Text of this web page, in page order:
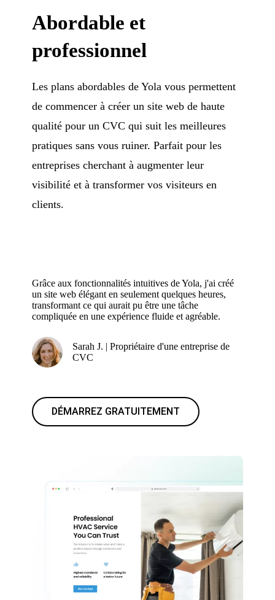
Abordable et
professionnel
Les plans abordables de Yola vous permettent
de commencer à créer un site web de haute
qualité pour un CVC qui suit les meilleures
pratiques sans vous ruiner. Parfait pour les
entreprises cherchant à augmenter leur
visibilité et à transformer vos visiteurs en
clients.
Grâce aux fonctionnalités intuitives de Yola, j'ai créé
un site web élégant en seulement quelques heures,
transformant ce qui aurait pu être une tâche
compliquée en une expérience fluide et agréable.
Sarah J. | Propriétaire d'une entreprise de
CVC
DÉMARREZ GRATUITEMENT